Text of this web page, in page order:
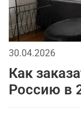
30.04.2026
Как
Россию в